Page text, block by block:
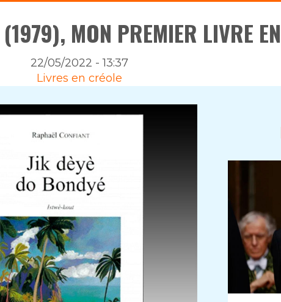
MON PREMIER LIVRE
22/05/2022 - 13:37
Livres en créole